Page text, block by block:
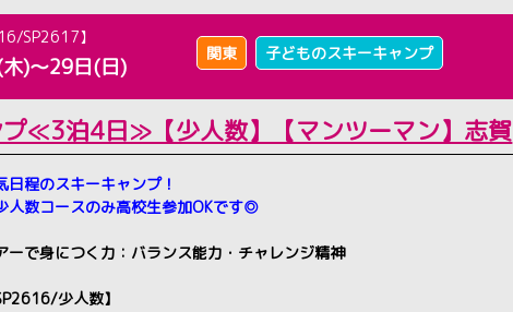
SP2617】
)～29日(日)
関東 子どものスキーキャンプ
≪3泊4日≫【少人数】【マンツーマン】志賀
日程のスキーキャンプ！
人数コースのみ高校生参加OKです◎
ーで身につく力：バランス能力・チャレンジ精神
少人数】